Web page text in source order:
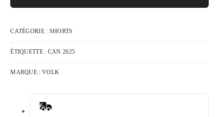
CATÉGORIE : SHORTS
ÉTIQUETTE : CAN 2025
MARQUE : VOLK